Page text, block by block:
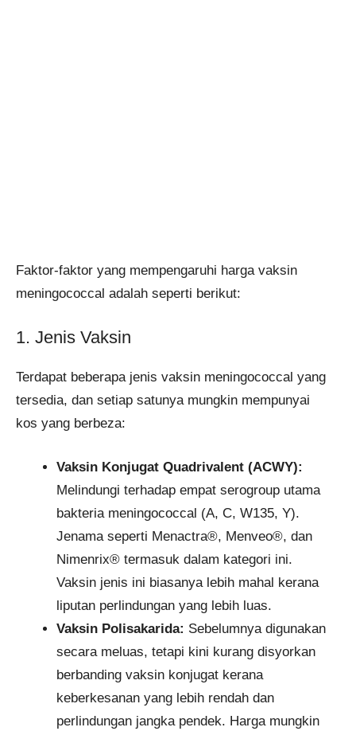
Faktor-faktor yang mempengaruhi harga vaksin
meningococcal adalah seperti berikut:
1. Jenis Vaksin
Terdapat beberapa jenis vaksin meningococcal yang
tersedia, dan setiap satunya mungkin mempunyai
kos yang berbeza:​
Vaksin Konjugat Quadrivalent (ACWY):
Melindungi terhadap empat serogroup utama
bakteria meningococcal (A, C, W135, Y).
Jenama seperti Menactra®, Menveo®, dan
Nimenrix® termasuk dalam kategori ini.
Vaksin jenis ini biasanya lebih mahal kerana
liputan perlindungan yang lebih luas.
Vaksin Polisakarida: Sebelumnya digunakan
secara meluas, tetapi kini kurang disyorkan
berbanding vaksin konjugat kerana
keberkesanan yang lebih rendah dan
perlindungan jangka pendek. Harga mungkin